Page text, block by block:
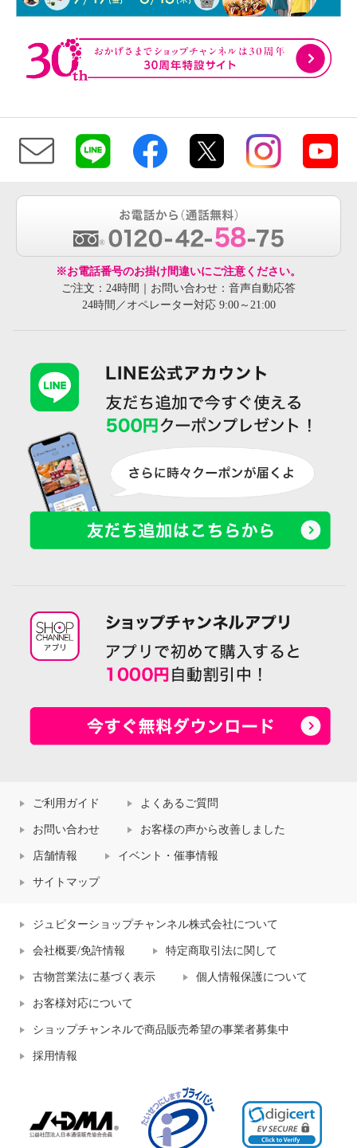
※お電話番号のお掛け間違いにご注意ください。
ご注文：24時間｜お問い合わせ：音声自動応答
24時間／オペレーター対応 9:00～21:00
ご利用ガイド よくあるご質問
お問い合わせ お客様の声から改善しました
店舗情報 イベント・催事情報
サイトマップ
ジュピターショップチャンネル株式会社について
会社概要/免許情報 特定商取引法に関して
古物営業法に基づく表示 個人情報保護について
お客様対応について
ショップチャンネルで商品販売希望の事業者募集中
採用情報